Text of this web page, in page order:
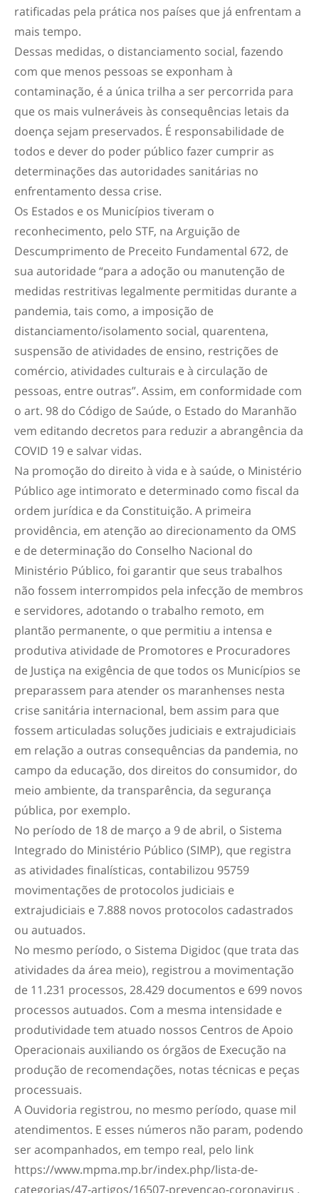
ratificadas pela prática nos países que já enfrentam a
mais tempo.
Dessas medidas, o distanciamento social, fazendo
com que menos pessoas se exponham à
contaminação, é a única trilha a ser percorrida para
que os mais vulneráveis às consequências letais da
doença sejam preservados. É responsabilidade de
todos e dever do poder público fazer cumprir as
determinações das autoridades sanitárias no
enfrentamento dessa crise.
Os Estados e os Municípios tiveram o
reconhecimento, pelo STF, na Arguição de
Descumprimento de Preceito Fundamental 672, de
sua autoridade “para a adoção ou manutenção de
medidas restritivas legalmente permitidas durante a
pandemia, tais como, a imposição de
distanciamento/isolamento social, quarentena,
suspensão de atividades de ensino, restrições de
comércio, atividades culturais e à circulação de
pessoas, entre outras”. Assim, em conformidade com
o art. 98 do Código de Saúde, o Estado do Maranhão
vem editando decretos para reduzir a abrangência da
COVID 19 e salvar vidas.
Na promoção do direito à vida e à saúde, o Ministério
Público age intimorato e determinado como fiscal da
ordem jurídica e da Constituição. A primeira
providência, em atenção ao direcionamento da OMS
e de determinação do Conselho Nacional do
Ministério Público, foi garantir que seus trabalhos
não fossem interrompidos pela infecção de membros
e servidores, adotando o trabalho remoto, em
plantão permanente, o que permitiu a intensa e
produtiva atividade de Promotores e Procuradores
de Justiça na exigência de que todos os Municípios se
preparassem para atender os maranhenses nesta
crise sanitária internacional, bem assim para que
fossem articuladas soluções judiciais e extrajudiciais
em relação a outras consequências da pandemia, no
campo da educação, dos direitos do consumidor, do
meio ambiente, da transparência, da segurança
pública, por exemplo.
No período de 18 de março a 9 de abril, o Sistema
Integrado do Ministério Público (SIMP), que registra
as atividades finalísticas, contabilizou 95759
movimentações de protocolos judiciais e
extrajudiciais e 7.888 novos protocolos cadastrados
ou autuados.
No mesmo período, o Sistema Digidoc (que trata das
atividades da área meio), registrou a movimentação
de 11.231 processos, 28.429 documentos e 699 novos
processos autuados. Com a mesma intensidade e
produtividade tem atuado nossos Centros de Apoio
Operacionais auxiliando os órgãos de Execução na
produção de recomendações, notas técnicas e peças
processuais.
A Ouvidoria registrou, no mesmo período, quase mil
atendimentos. E esses números não param, podendo
ser acompanhados, em tempo real, pelo link
https://www.mpma.mp.br/index.php/lista-de-
categorias/47-artigos/16507-prevencao-coronavirus .